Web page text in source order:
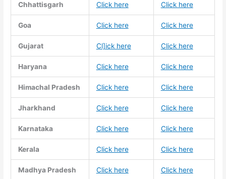
Chhattisgarh Click here Click here
Goa Click here Click here
Gujarat Cl]ick here Click here
Haryana Click here Click here
Himachal Pradesh Click here Click here
Jharkhand Click here Click here
Karnataka Click here Click here
Kerala Click here Click here
Madhya Pradesh Click here Click here